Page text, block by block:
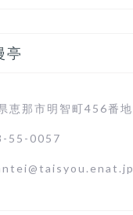
亭
恵那市明智町456番地
55-0057